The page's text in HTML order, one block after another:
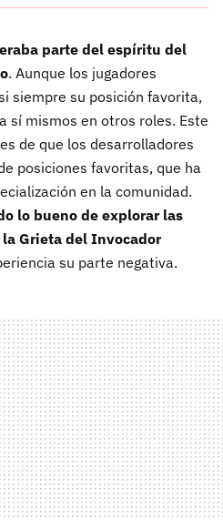
parte del espíritu del
. Aunque los jugadores
siempre su posición favorita,
sí mismos en otros roles. Este
de que los desarrolladores
posiciones favoritas, que ha
en la comunidad.
lo bueno de explorar las
Grieta del Invocador
su parte negativa.